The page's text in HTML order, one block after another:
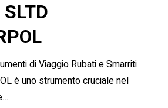
di Viaggio Rubati e Smarriti
è uno strumento cruciale nel